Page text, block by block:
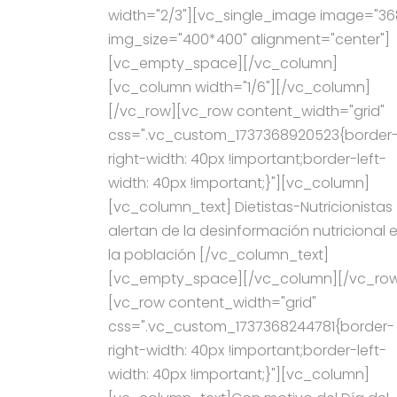
width="2/3"][vc_single_image
img_size="400*400" alignment="center"]
[vc_empty_space][/vc_column]
[vc_column width="1/6"][/vc_column]
[/vc_row][vc_row content_width="grid"
css=".vc_custom_1737368920523{border-
right-width: 40px !important;border-left-
width: 40px !important;}"][vc_column]
[vc_column_text] Dietistas-Nutricionistas
alertan de la desinformación nutricional
la población [/vc_column_text]
[vc_empty_space][/vc_column][/
[vc_row content_width="grid"
css=".vc_custom_1737368244781{border-
right-width: 40px !important;border-left-
width: 40px !important;}"][vc_column]